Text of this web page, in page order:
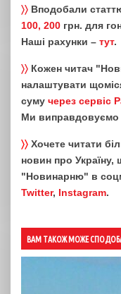
〉〉 Вподобали
100, 200 грн. для
Наші рахунки – тут.
〉〉 Кожен читач
налаштувати
суму через сервіс
Ми виправдовуємо
〉〉 Хочете читати
новин про
"Новинарню" в
Twitter, Instagram.
ВАМ ТАКОЖ МОЖЕ